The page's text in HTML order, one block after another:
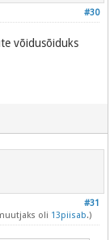
#30
võidusõiduks
#31
oli 13piisab.)